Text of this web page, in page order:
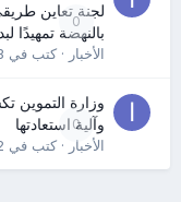
0
لجنة تعاين
بالنهضة تمهيدًا
الأخبار· كتب في
0
وزارة التموين
وآلية استعادتها
الأخبار· كتب في